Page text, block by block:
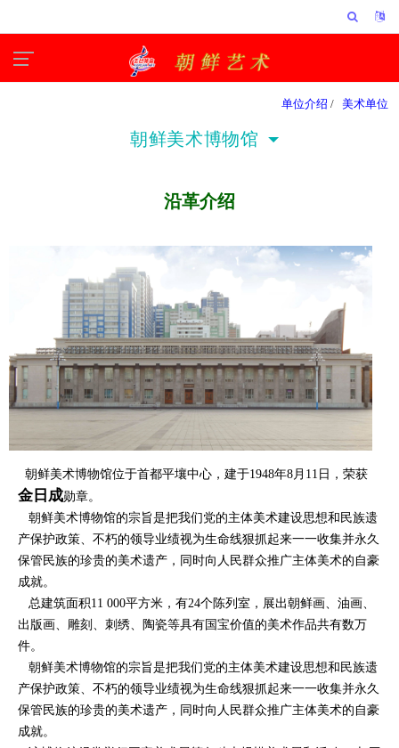
单位介绍 / 美术单位
朝鲜美术博物馆
沿革介绍
朝鲜美术博物馆位于首都平壤中心，建于1948年8月11日，荣获
金日成勋章。
朝鲜美术博物馆的宗旨是把我们党的主体美术建设思想和民族遗
产保护政策、不朽的领导业绩视为生命线狠抓起来一一收集并永久
保管民族的珍贵的美术遗产，同时向人民群众推广主体美术的自豪
成就。
总建筑面积11 000平方米，有24个陈列室，展出朝鲜画、油画、
出版画、雕刻、刺绣、陶瓷等具有国宝价值的美术作品共有数万
件。
朝鲜美术博物馆的宗旨是把我们党的主体美术建设思想和民族遗
产保护政策、不朽的领导业绩视为生命线狠抓起来一一收集并永久
保管民族的珍贵的美术遗产，同时向人民群众推广主体美术的自豪
成就。